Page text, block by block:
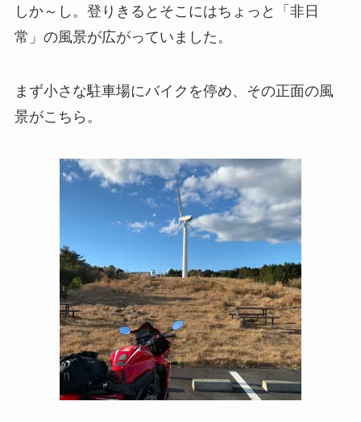
しか～し。登りきるとそこにはちょっと「非日
常」の風景が広がっていました。
まず小さな駐車場にバイクを停め、その正面の風
景がこちら。